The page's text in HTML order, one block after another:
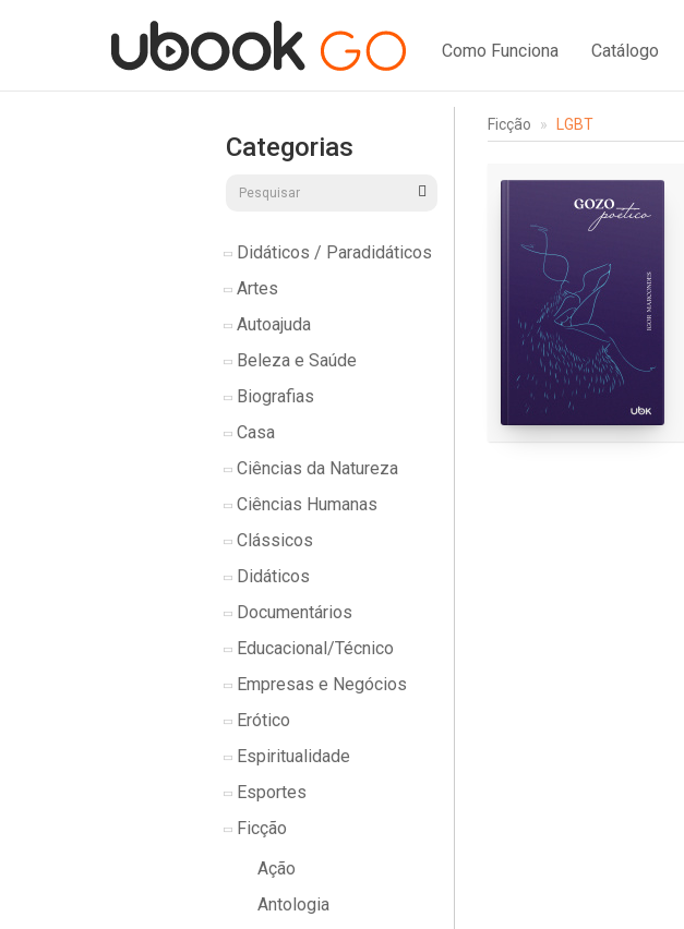
Como Funciona Catálogo
Categorias
Didáticos / Paradidáticos
Artes
Autoajuda
Beleza e Saúde
Biografias
Casa
Ciências da Natureza
Ciências Humanas
Clássicos
Didáticos
Documentários
Educacional/Técnico
Empresas e Negócios
Erótico
Espiritualidade
Esportes
Ficção
Ação
Antologia
Ficção LGBT